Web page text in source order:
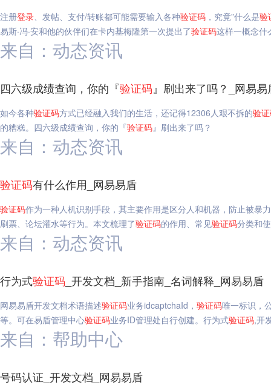
注册登录、发帖、支付/转账都可能需要输入各种验证码 ，究竟”什么是验
易斯·冯·安和他的伙伴们在卡内基梅隆第一次提出了验证码这样一概念什
来自：动态资讯
四六级成绩查询，你的『验证码 』刷出来了吗？_网易易
如今各种验证码方式已经融入我们的生活，还记得12306人艰不拆的验
的糟糕。四六级成绩查询，你的『验证码』刷出来了吗？
来自：动态资讯
验证码有什么作用_网易易盾
验证码作为一种人机识别手段，其主要作用是区分人和机器，防止被暴
刷票、论坛灌水等行为。本文梳理了验证码的作用、常见验证码分类和
来自：动态资讯
行为式验证码 _开发文档_新手指南_名词解释_网易易盾
网易易盾开发文档术语描述验证码业务idcaptchaId， 验证码唯一标识，
等。可在易盾管理中心验证码业务ID管理处自行创建。行为式验证码,开
来自：帮助中心
号码认证_开发文档_网易易盾